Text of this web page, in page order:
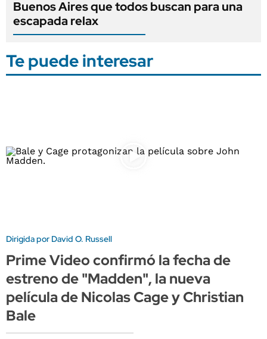
Buenos Aires que todos buscan para una
escapada relax
Te puede interesar
Dirigida por David O. Russell
Prime Video confirmó la fecha de
estreno de "Madden", la nueva
película de Nicolas Cage y Christian
Bale